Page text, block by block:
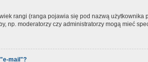
rangi (ranga pojawia się pod nazwą
np. moderatorzy czy administratorzy mogą mieć
mail"?